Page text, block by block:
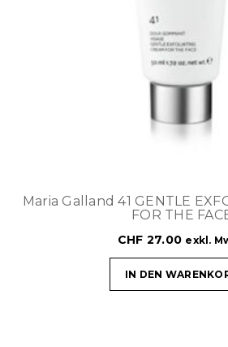
Maria Galland 41 GENTLE
FOR THE
CHF 27.00 exkl.
IN DEN